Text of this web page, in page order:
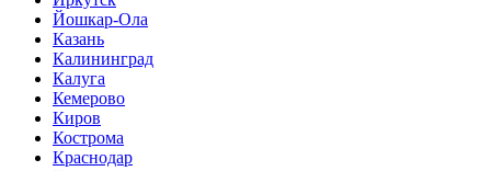
Йошкар-Ола
Казань
Калининград
Калуга
Кемерово
Киров
Кострома
Краснодар